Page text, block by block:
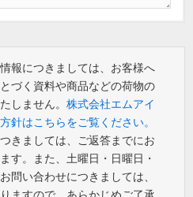
報につきましては、お客様へ
づく資料や商品などの荷物の
しません。 株式会社エムアイ
針はこちらをご覧ください。
きましては、ご返答までにお
す。また、土曜日・日曜日・
問い合わせにつきましては、